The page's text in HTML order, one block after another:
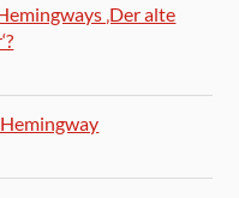
‚Der alte